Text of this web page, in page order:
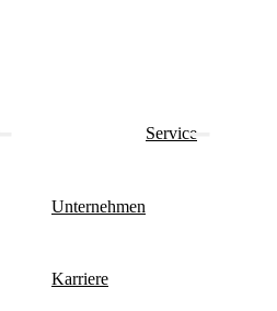
Unternehmen
Karriere
Service